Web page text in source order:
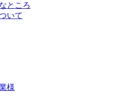
ところ
いて
様